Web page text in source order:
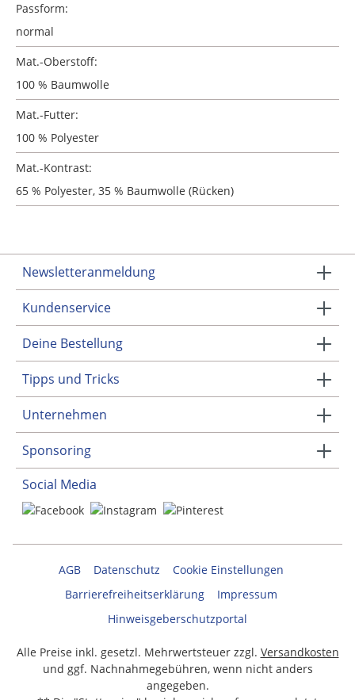
Passform:
normal
Mat.-Oberstoff:
100 % Baumwolle
Mat.-Futter:
100 % Polyester
Mat.-Kontrast:
65 % Polyester, 35 % Baumwolle (Rücken)
Newsletteranmeldung
Kundenservice
Deine Bestellung
Tipps und Tricks
Unternehmen
Sponsoring
Social Media
AGB Datenschutz
Cookie Einstellungen
Barrierefreiheitserklärung
Impressum
Hinweisgeberschutzportal
Alle Preise inkl. gesetzl. Mehrwertsteuer zzgl. Versandkosten
und ggf. Nachnahmegebühren, wenn nicht anders
angegeben.